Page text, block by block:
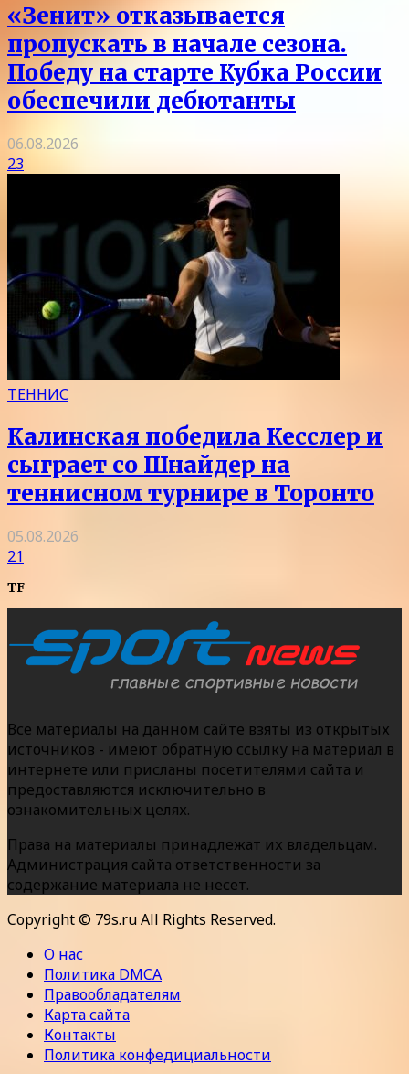
«Зенит» отказывается
пропускать в начале сезона.
Победу на старте Кубка России
обеспечили дебютанты
06.08.2026
23
ТЕННИС
Калинская победила Кесслер и
сыграет со Шнайдер на
теннисном турнире в Торонто
05.08.2026
21
TF
Все материалы на данном сайте взяты из открытых
источников - имеют обратную ссылку на материал в
интернете или присланы посетителями сайта и
предоставляются исключительно в
ознакомительных целях.
Права на материалы принадлежат их владельцам.
Администрация сайта ответственности за
содержание материала не несет.
Copyright © 79s.ru All Rights Reserved.
О нас
Политика DMCA
Правообладателям
Карта сайта
Контакты
Политика конфедициальности